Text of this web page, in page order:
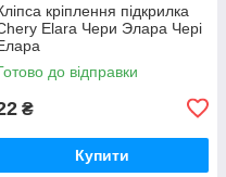
кріплення підкрилка
Elara Чери Элара Чері
до відправки
₴
Купити